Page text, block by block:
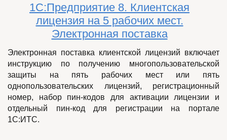
1С:Предприятие 8. Клиентская
лицензия на 5 рабочих мест.
Электронная поставка
Электронная поставка клиентской лицензий включает
инструкцию по получению многопользовательской
защиты на пять рабочих мест или пять
однопользовательских лицензий, регистрационный
номер, набор пин-кодов для активации лицензии и
отдельный пин-код для регистрации на портале
1С:ИТС.